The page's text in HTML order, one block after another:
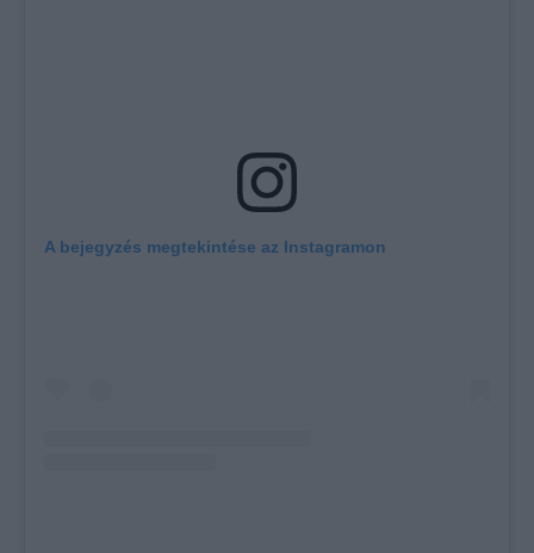
A bejegyzés megtekintése az Instagramon